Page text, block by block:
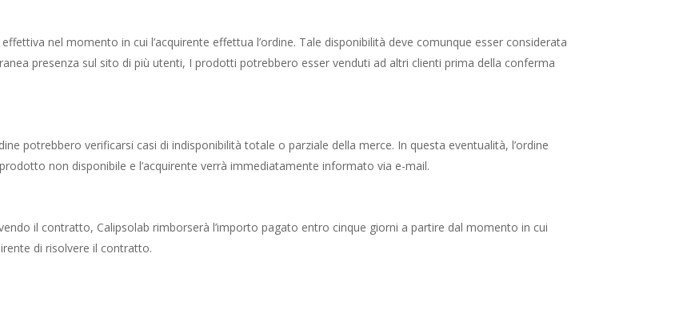
nel momento in cui l’acquirente effettua l’ordine. Tale disponibilità deve comunque esser considerata
presenza sul sito di più utenti, I prodotti potrebbero esser venduti ad altri clienti prima della conferma
potrebbero verificarsi casi di indisponibilità totale o parziale della merce. In questa eventualità, l’ordine
non disponibile e l’acquirente verrà immediatamente informato via e-mail.
il contratto, Calipsolab rimborserà l’importo pagato entro cinque giorni a partire dal momento in cui
di risolvere il contratto.